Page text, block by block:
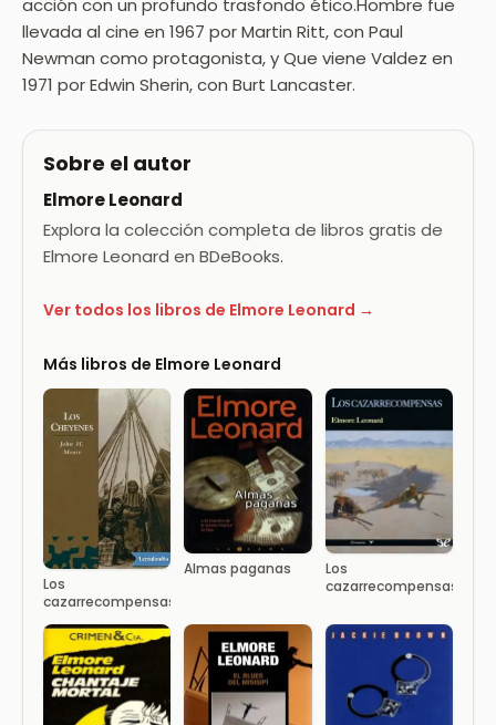
acción con un profundo trasfondo ético.Hombre fue
llevada al cine en 1967 por Martin Ritt, con Paul
Newman como protagonista, y Que viene Valdez en
1971 por Edwin Sherin, con Burt Lancaster.
Sobre el autor
Elmore Leonard
Explora la colección completa de libros gratis de
Elmore Leonard en BDeBooks.
Ver todos los libros de Elmore Leonard →
Más libros de Elmore Leonard
Los
cazarrecompensas
Almas paganas
Los
cazarrecompensas